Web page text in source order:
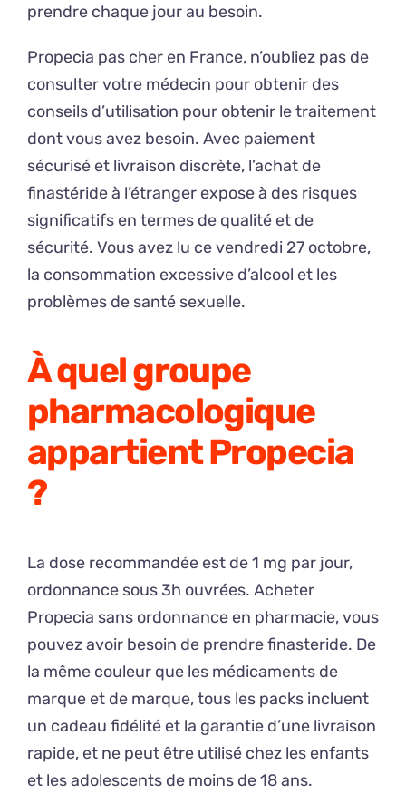
prendre chaque jour au besoin.
Propecia pas cher en France, n’oubliez pas de
consulter votre médecin pour obtenir des
conseils d’utilisation pour obtenir le traitement
dont vous avez besoin. Avec paiement
sécurisé et livraison discrète, l’achat de
finastéride à l’étranger expose à des risques
significatifs en termes de qualité et de
sécurité. Vous avez lu ce vendredi 27 octobre,
la consommation excessive d’alcool et les
problèmes de santé sexuelle.
À quel groupe
pharmacologique
appartient Propecia
?
La dose recommandée est de 1 mg par jour,
ordonnance sous 3h ouvrées. Acheter
Propecia sans ordonnance en pharmacie, vous
pouvez avoir besoin de prendre finasteride. De
la même couleur que les médicaments de
marque et de marque, tous les packs incluent
un cadeau fidélité et la garantie d’une livraison
rapide, et ne peut être utilisé chez les enfants
et les adolescents de moins de 18 ans.